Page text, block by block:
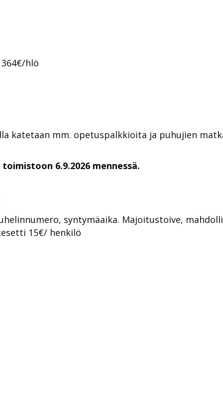
hlö
katetaan mm. opetuspalkkioita ja puhujien
6.9.2026 mennessä.
syntymäaika. Majoitustoive,
15€/ henkilö